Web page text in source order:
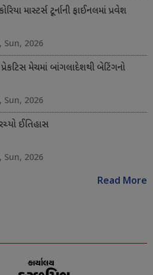
માસ્ટર્સ ટૂર્નાની ફાઈનલમાં પ્રવેશ
Sun, 2026
મેચમાં બાંગલાદેશથી બેટિંગનો
Sun, 2026
ઈતિહાસ
Sun, 2026
Read More